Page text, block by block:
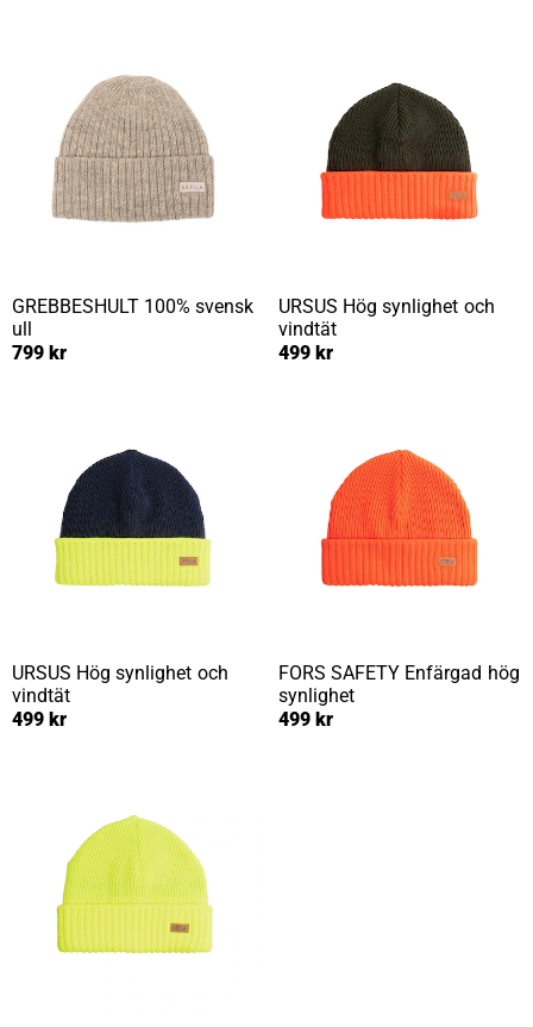
GREBBESHULT 100% svensk
ull
799 kr
URSUS Hög synlighet och
vindtät
499 kr
URSUS Hög synlighet och
vindtät
499 kr
FORS SAFETY Enfärgad hög
synlighet
499 kr